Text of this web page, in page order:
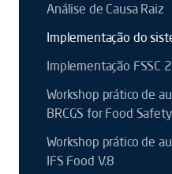
Análise de Causa Raiz
Implementação do
Implementação FSSC
Workshop prático de
BRCGS for Food
Workshop prático de
IFS Food V.8